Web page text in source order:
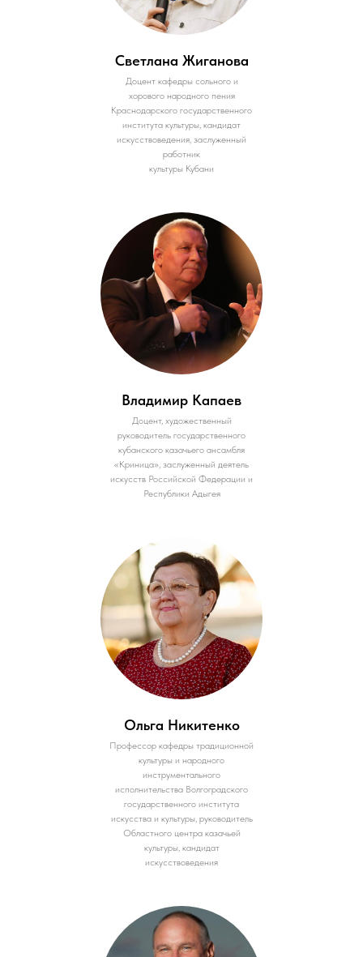
Светлана Жиганова
Доцент кафедры сольного и
хорового народного пения
Краснодарского государственного
института культуры, кандидат
искусствоведения, заслуженный
работник
культуры Кубани
Владимир Капаев
Доцент, художественный
руководитель государственного
кубанского казачьего ансамбля
«Криница», заслуженный деятель
искусств Российской Федерации и
Республики Адыгея
Ольга Никитенко
Профессор кафедры традиционной
культуры и народного
инструментального
исполнительства Волгоградского
государственного института
искусства и культуры, руководитель
Областного центра казачьей
культуры, кандидат
искусствоведения